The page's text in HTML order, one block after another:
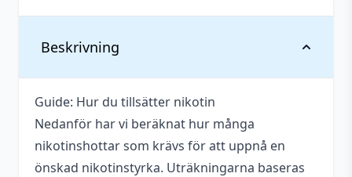
Beskrivning
Guide: Hur du tillsätter nikotin
Nedanför har vi beräknat hur många
nikotinshottar som krävs för att uppnå en
önskad nikotinstyrka. Uträkningarna baseras
Vikt
Anpassad för
nikotinstyrka
Antal ml
100 ml
Beskrivande
Mjölkig, Söt
Krämig